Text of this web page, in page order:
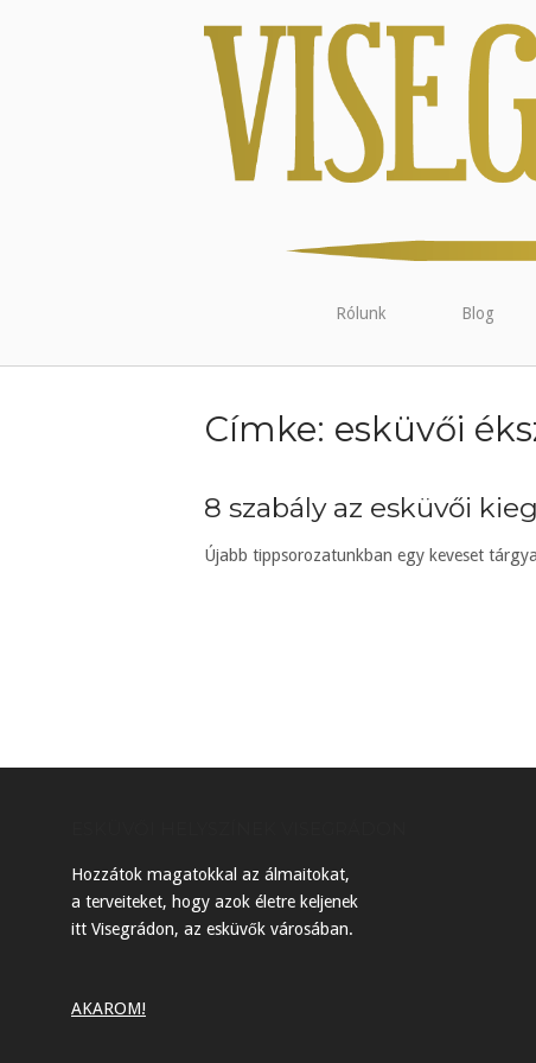
Rólunk Blog
Címke: esküvői
8 szabály az esküvői
Újabb tippsorozatunkban egy keveset
Hozzátok magatokkal az álmaitokat,
a terveiteket, hogy azok életre keljenek
itt Visegrádon, az esküvők városában.
AKAROM!